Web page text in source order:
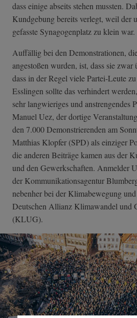
dass einige abseits stehen mussten.
Kundgebung bereits verlegt, weil der
gefasste Synagogenplatz zu klein war.
Auffällig bei den Demonstrationen,
angestoßen wurden, ist, dass sie
dass in der Regel viele Partei-Leute
Esslingen sollte das verhindert
sehr langwieriges und anstrengendes
Manuel Uez, der dortige
den 7.000 Demonstrierenden am
Matthias Klopfer (SPD) als einziger
die anderen Beiträge kamen aus der
und den Gewerkschaften. Anmelder
der Kommunikationsagentur
nebenher bei der Klimabewegung
Deutschen Allianz Klimawandel und
(KLUG).